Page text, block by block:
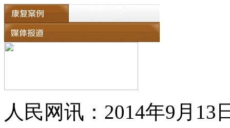
人民网讯：2014年9月